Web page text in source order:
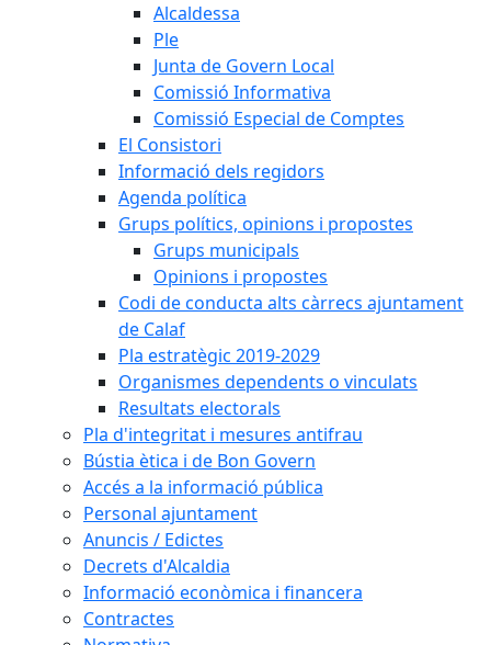
Alcaldessa
Ple
Junta de Govern Local
Comissió Informativa
Comissió Especial de Comptes
El Consistori
Informació dels regidors
Agenda política
Grups polítics, opinions i propostes
Grups municipals
Opinions i propostes
Codi de conducta alts càrrecs ajuntament
de Calaf
Pla estratègic 2019-2029
Organismes dependents o vinculats
Resultats electorals
Pla d'integritat i mesures antifrau
Bústia ètica i de Bon Govern
Accés a la informació pública
Personal ajuntament
Anuncis / Edictes
Decrets d'Alcaldia
Informació econòmica i financera
Contractes